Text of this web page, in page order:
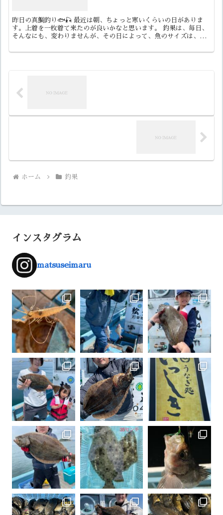
昨日の真鯛釣り🐟🎣 最近は朝、ちょっと寒いくらいの日がありま
す。上着を一枚着て来たのが良いかなと思います。 釣果は、毎日、
そんなにも、変わりませんが、その日によって、魚のサイズは、
ホーム 釣果
インスタグラム
matsuseimaru